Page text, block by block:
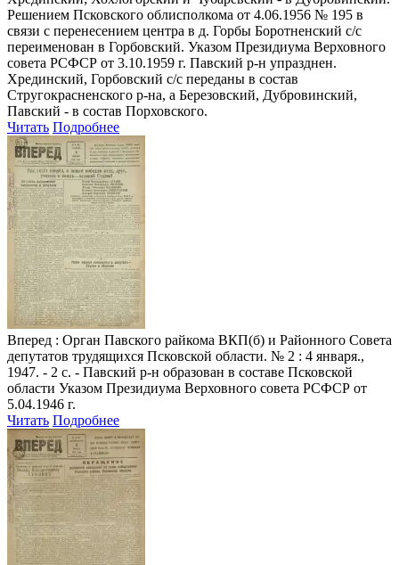
Решением Псковского облисполкома от 4.06.1956 № 195 в
связи с перенесением центра в д. Горбы Боротненский с/с
переименован в Горбовский. Указом Президиума Верховного
совета РСФСР от 3.10.1959 г. Павский р-н упразднен.
Хрединский, Горбовский с/с переданы в состав
Стругокрасненского р-на, а Березовский, Дубровинский,
Павский - в состав Порховского.
Читать Подробнее
Вперед : Орган Павского райкома ВКП(б) и Районного Совета
депутатов трудящихся Псковской области. № 2 : 4 января.,
1947. - 2 с. - Павский р-н образован в составе Псковской
области Указом Президиума Верховного совета РСФСР от
5.04.1946 г.
Читать Подробнее